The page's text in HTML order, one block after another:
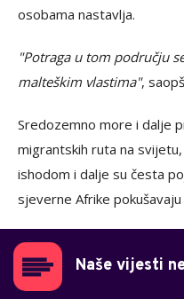
osobama nastavlja.
"Potraga u tom području
malteškim vlastima",
Sredozemno more i dalje
migrantskih ruta na
ishodom i dalje su česta
sjeverne Afrike
Naše vijesti